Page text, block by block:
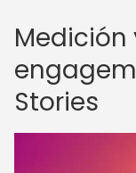
Medición
Stories